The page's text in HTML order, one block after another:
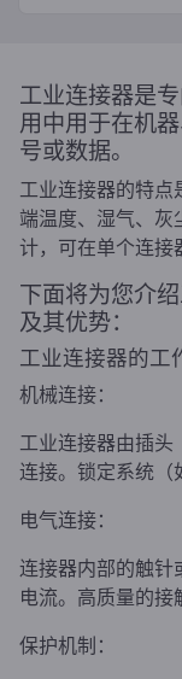
工业连接器是
用中用于在机
号或数据。
工业连接器的特点
端温度、湿气、灰
计，可在单个连接
下面将为您介
及其优势：
工业连接器的工
机械连接：
工业连接器由插头
连接。锁定系统（
电气连接：
连接器内部的触针
电流。高质量的接
保护机制：